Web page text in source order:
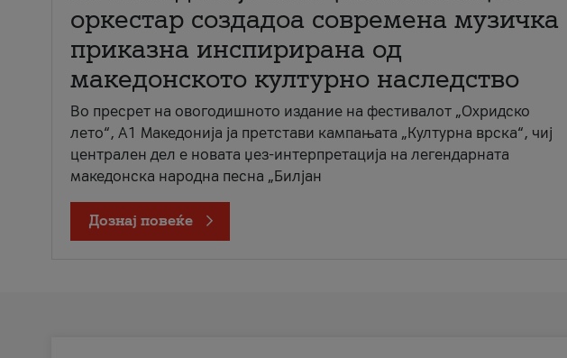
оркестар создадоа современа музичка
приказна инспирирана од
македонското културно наследство
Во пресрет на овогодишното издание на фестивалот „Охридско
лето“, А1 Македонија ја претстави кампањата „Културна врска“, чиј
централен дел е новата џез-интерпретација на легендарната
македонска народна песна „Билјан
Дознај повеќе